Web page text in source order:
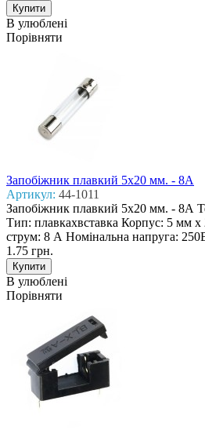
В улюблені
Порівняти
Запобіжник плавкий 5x20 мм. - 8А
Артикул: 44-1011
Запобіжник плавкий 5x20 мм. - 8А
Тип: плавкахвставка Корпус: 5 мм
струм: 8 А Номінальна напруга:
1.75 грн.
В улюблені
Порівняти